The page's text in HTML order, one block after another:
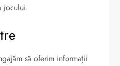
jocului.
să oferim informații